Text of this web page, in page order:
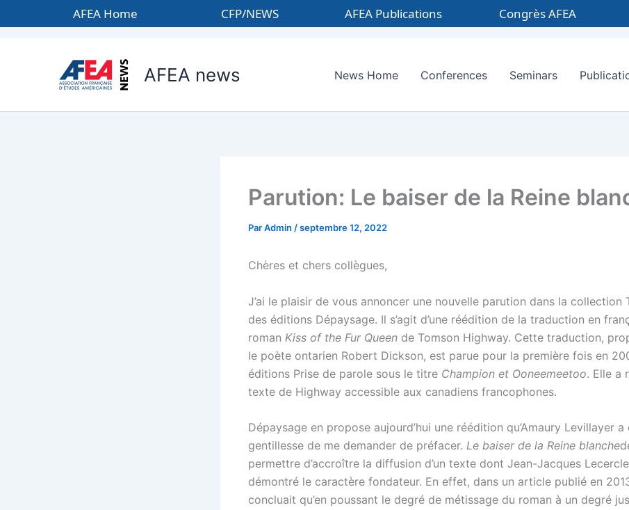
au
AFEA Home CFP/NEWS AFEA Publications Congrès AFEA
AFEA news News Home Conferences Seminars
Parution: Le baiser de la Reine
ParAdmin /septembre 12, 2022
Chères et chers collègues,
J’ai le plaisir de vous annoncer une nouvelle parution dans la collection
des éditions Dépaysage. Il s’agit d’une réédition de la traduction en
roman Kiss of the Fur Queen de Tomson Highway. Cette traduction,
le poète ontarien Robert Dickson, est parue pour la première fois en
éditions Prise de parole sous le titre Champion et Ooneemeetoo. Elle a
texte de Highway accessible aux canadiens francophones.
Dépaysage en propose aujourd’hui une réédition qu’Amaury Levillayer a
gentillesse de me demander de préfacer. Le baiser de la Reine blanche
permettre d’accroître la diffusion d’un texte dont Jean-Jacques
démontré le caractère fondateur. En effet, dans un article publié en
concluait qu’en poussant le degré de métissage du roman à un degré